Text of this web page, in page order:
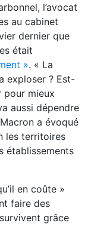
l’avocat
au cabinet
dernier que
était
». « La
exploser ? Est-
pour mieux
aussi dépendre
a évoqué
les territoires
établissements
en coûte »
faire des
grâce